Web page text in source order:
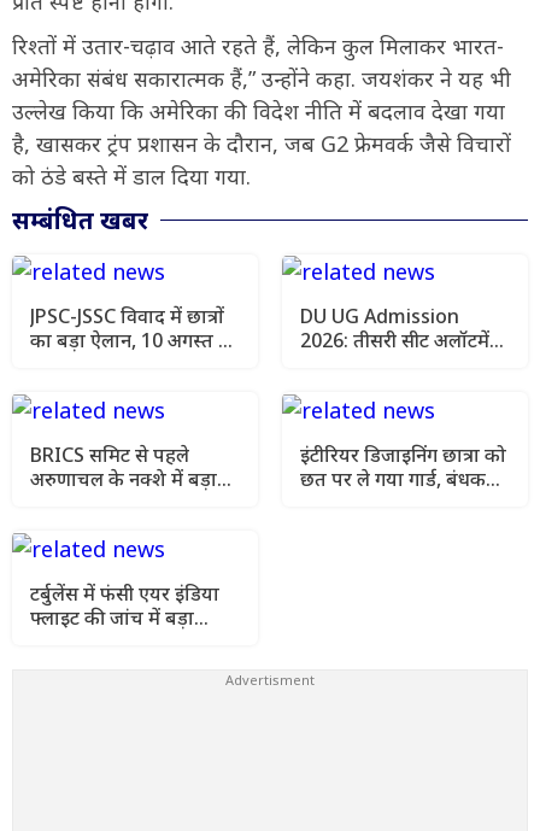
रिश्तों में उतार-चढ़ाव आते रहते हैं, लेकिन कुल मिलाकर भारत-
अमेरिका संबंध सकारात्मक हैं,” उन्होंने कहा. जयशंकर ने यह भी
उल्लेख किया कि अमेरिका की विदेश नीति में बदलाव देखा गया
है, खासकर ट्रंप प्रशासन के दौरान, जब G2 फ्रेमवर्क जैसे विचारों
को ठंडे बस्ते में डाल दिया गया.
सम्बंधित खबर
JPSC-JSSC विवाद में छात्रों
का बड़ा ऐलान, 10 अगस्त को
DU UG Admission
2026: तीसरी सीट अलॉटमेंट
BRICS समिट से पहले
अरुणाचल के नक्शे में बड़ा
इंटीरियर डिजाइनिंग छात्रा को
छत पर ले गया गार्ड, बंधक
टर्बुलेंस में फंसी एयर इंडिया
फ्लाइट की जांच में बड़ा